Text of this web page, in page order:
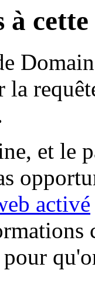
à
la
et le
activé